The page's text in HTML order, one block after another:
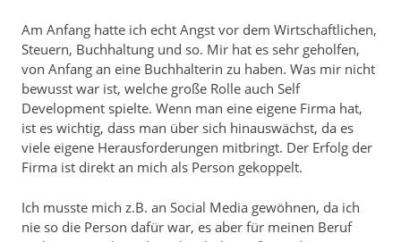
Am Anfang hatte ich echt Angst vor dem Wirtschaftlichen,
Steuern, Buchhaltung und so. Mir hat es sehr geholfen,
von Anfang an eine Buchhalterin zu haben. Was mir nicht
bewusst war ist, welche große Rolle auch Self
Development spielte. Wenn man eine eigene Firma hat,
ist es wichtig, dass man über sich hinauswächst, da es
viele eigene Herausforderungen mitbringt. Der Erfolg der
Firma ist direkt an mich als Person gekoppelt.
Ich musste mich z.B. an Social Media gewöhnen, da ich
nie so die Person dafür war, es aber für meinen Beruf